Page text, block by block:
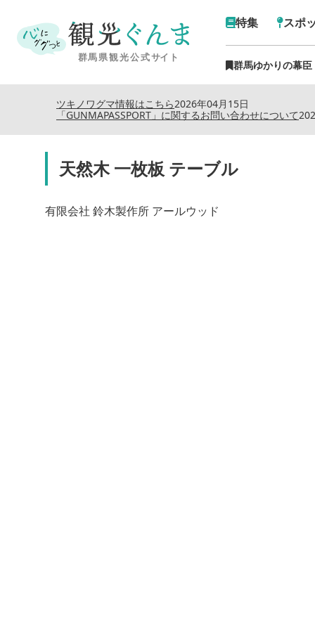
特集 スポ
群馬ゆかりの幕
2026年04月15日
ツキノワグマ情報はこちら
「GUNMAPASSPORT」に関するお問い合わせについて
天然木 一枚板 テーブル
有限会社 鈴木製作所 アールウッド